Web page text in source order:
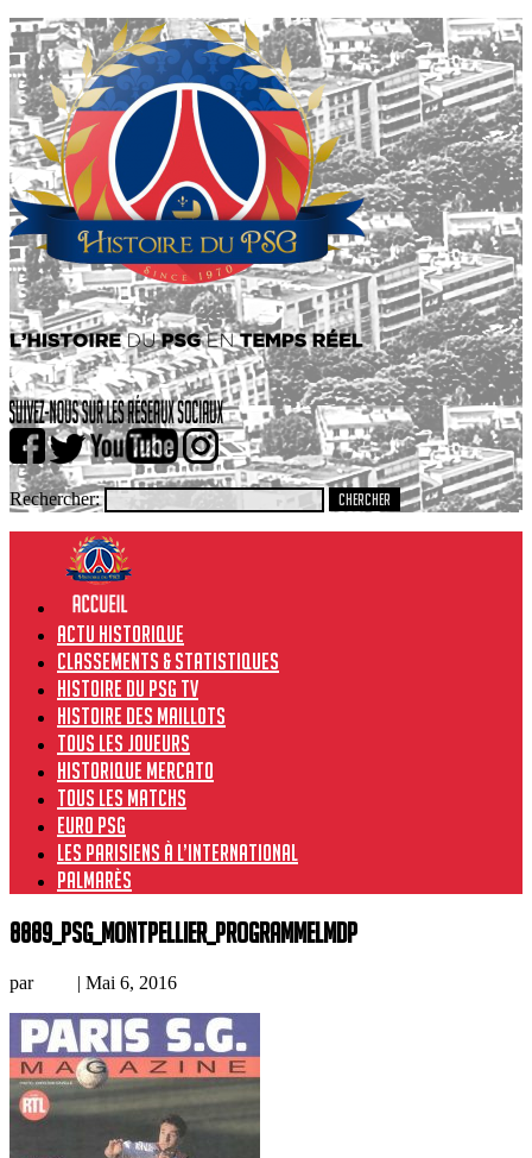
Rechercher:
Actu historique
Classements & Statistiques
Histoire du PSG TV
Histoire des maillots
Tous les joueurs
Historique Mercato
Tous les matchs
Euro PSG
Les Parisiens à l’international
Palmarès
8889_PSG_Montpellier_programmeLMDP
par | Mai 6, 2016